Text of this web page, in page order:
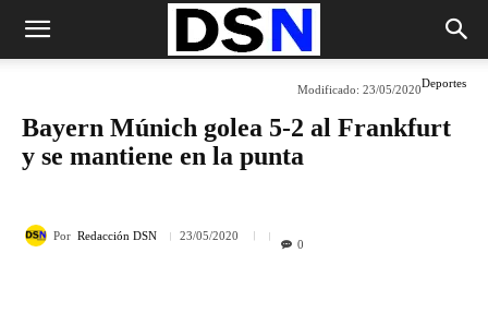
Deportes
Modificado: 23/05/2020
Bayern Múnich golea 5-2 al Frankfurt
y se mantiene en la punta
Por Redacción DSN 23/05/2020
0